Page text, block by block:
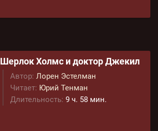
Шерлок Холмс и доктор Джекил
Автор: Лорен Эстелман
Читает: Юрий Тенман
Длительность: 9 ч. 58 мин.